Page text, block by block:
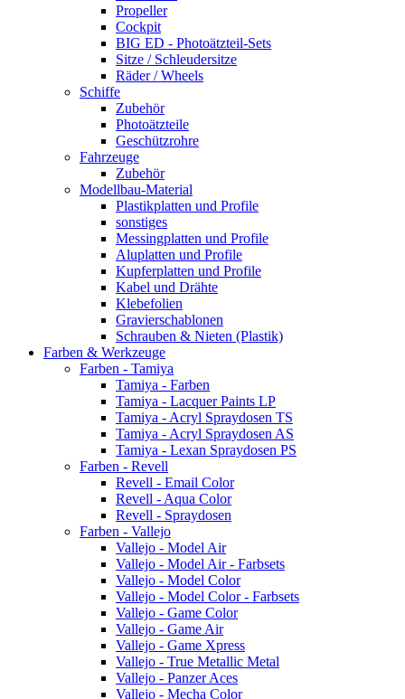
Propeller
Cockpit
BIG ED - Photoätzteil-Sets
Sitze / Schleudersitze
Räder / Wheels
Schiffe
Zubehör
Photoätzteile
Geschützrohre
Fahrzeuge
Zubehör
Modellbau-Material
Plastikplatten und Profile
sonstiges
Messingplatten und Profile
Aluplatten und Profile
Kupferplatten und Profile
Kabel und Drähte
Klebefolien
Gravierschablonen
Schrauben & Nieten (Plastik)
Farben & Werkzeuge
Farben - Tamiya
Tamiya - Farben
Tamiya - Lacquer Paints LP
Tamiya - Acryl Spraydosen TS
Tamiya - Acryl Spraydosen AS
Tamiya - Lexan Spraydosen PS
Farben - Revell
Revell - Email Color
Revell - Aqua Color
Revell - Spraydosen
Farben - Vallejo
Vallejo - Model Air
Vallejo - Model Air - Farbsets
Vallejo - Model Color
Vallejo - Model Color - Farbsets
Vallejo - Game Color
Vallejo - Game Air
Vallejo - Game Xpress
Vallejo - True Metallic Metal
Vallejo - Panzer Aces
Vallejo - Mecha Color